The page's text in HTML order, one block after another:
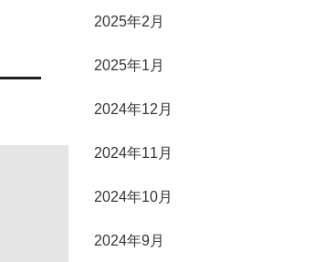
2025年2月
2025年1月
2024年12月
2024年11月
2024年10月
2024年9月